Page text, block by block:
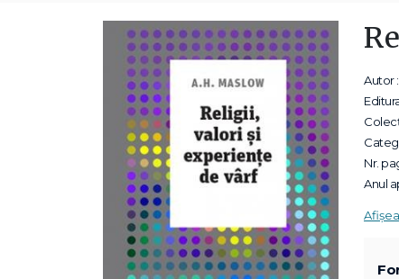
Autor :
Nr.
Anul